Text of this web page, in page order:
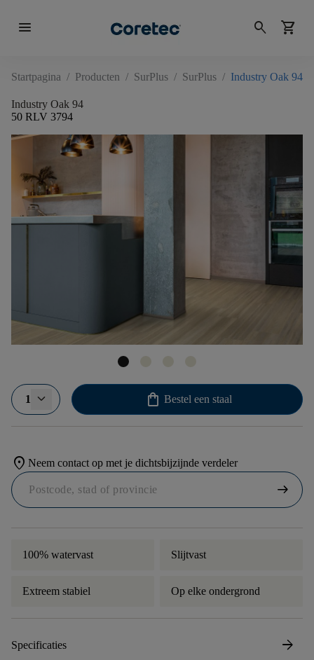
menu search shopping_cart
Startpagina / Producten / SurPlus / SurPlus / Industry Oak 94
Industry Oak 94
50 RLV 3794
1 shopping_bag Bestel een staal
location_on Neem contact op met je dichtsbijzijnde verdeler
arrow_right_alt
100% watervast Slijtvast
Extreem stabiel Op elke ondergrond
Specificaties arrow_forward